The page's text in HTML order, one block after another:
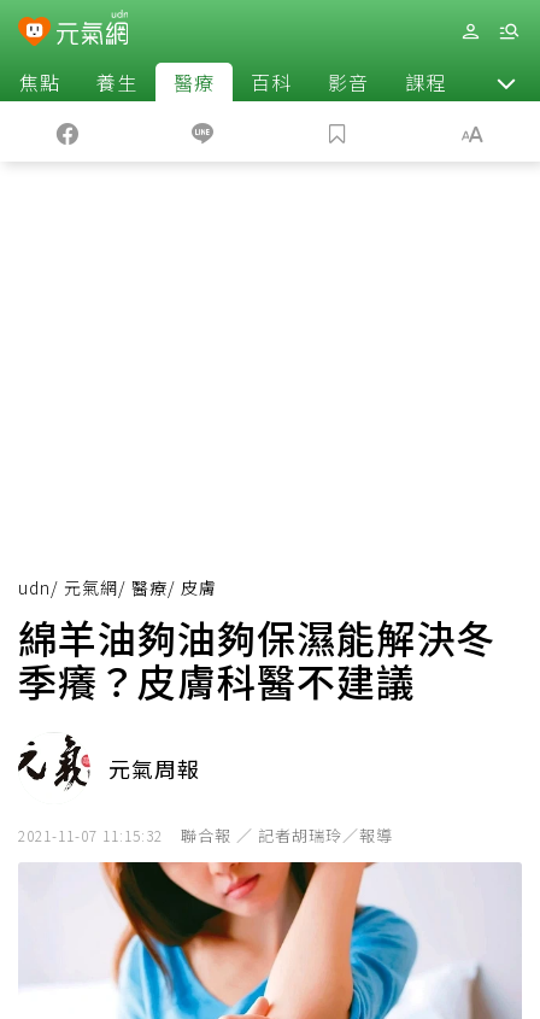
焦點 養生 醫療 百科 影音 課程 退休
udn/ 元氣網/ 醫療/ 皮膚
綿羊油夠油夠保濕能解決冬
季癢？皮膚科醫不建議
元氣周報
2021-11-07 11:15:32 聯合報 ／ 記者胡瑞玲／報導